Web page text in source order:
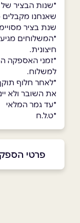
*שנות הבציר
שאנחנו
שנת בציר
*המשלוחים
חיצונית.
למשלוח.
*לאחר חלוף
את השובר ולא
*עד גמר המלאי
*ט.ל.ח
פרטי הספק